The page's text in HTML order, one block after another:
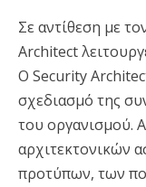
Σε αντίθεση με
Architect
Ο Security
σχεδιασμό της
του οργανισμού.
αρχιτεκτονικών
προτύπων, των